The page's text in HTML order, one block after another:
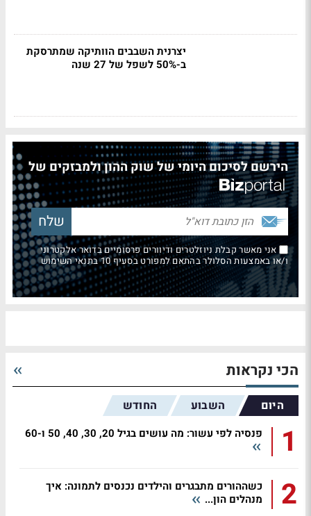
יצרנית השבבים הוותיקה שמתרסקת
ב-50% לשפל של 27 שנה
הירשם לסיכום היומי של שוק ההון ולמבזקים של
אני מאשר קבלת ניוזלטרים ודיוורים פרסומיים בדואר אלקטרוני
ו/או באמצעות הסלולר בהתאם למפורט בסעיף 10 בתנאי השימוש
הכי נקראות
היום השבוע החודש
1 פנסיה לפי עשור: מה עושים בגיל 20, 30, 40, 50 ו-60
2
כשההורים מתבגרים והילדים נכנסים לתמונה: איך
מנהלים הון...